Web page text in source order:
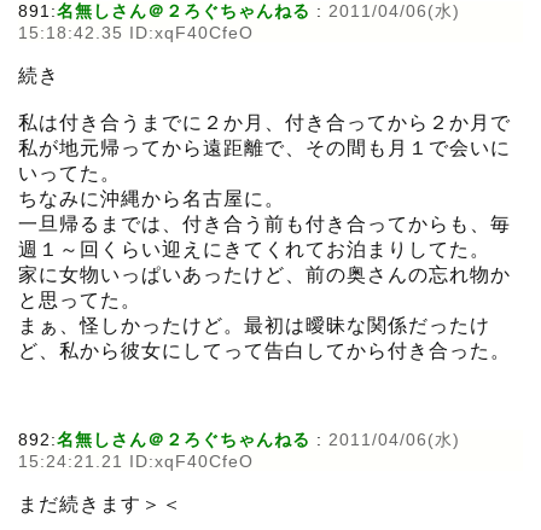
891:名無しさん＠２ろぐちゃんねる : 2011/04/06(水)
15:18:42.35 ID:xqF40CfeO
続き
私は付き合うまでに２か月、付き合ってから２か月で
私が地元帰ってから遠距離で、その間も月１で会いに
いってた。
ちなみに沖縄から名古屋に。
一旦帰るまでは、付き合う前も付き合ってからも、毎
週１～回くらい迎えにきてくれてお泊まりしてた。
家に女物いっぱいあったけど、前の奥さんの忘れ物か
と思ってた。
まぁ、怪しかったけど。最初は曖昧な関係だったけ
ど、私から彼女にしてって告白してから付き合った。
892:名無しさん＠２ろぐちゃんねる : 2011/04/06(水)
15:24:21.21 ID:xqF40CfeO
まだ続きます＞＜